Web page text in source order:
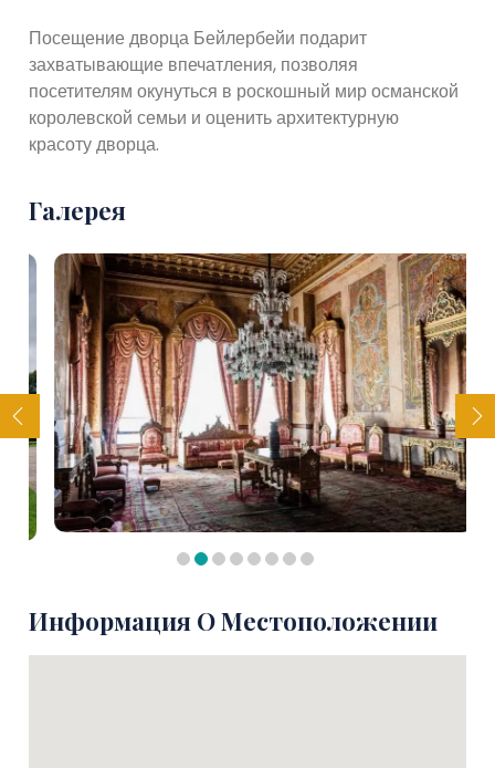
Посещение дворца Бейлербейи подарит
захватывающие впечатления, позволяя
посетителям окунуться в роскошный мир османской
королевской семьи и оценить архитектурную
красоту дворца.
Галерея
Информация О Местоположении